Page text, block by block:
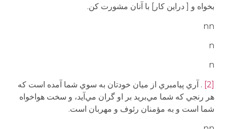
بخواه و [ دراين كار] با آنان مشورت كن.
nn
n
n
[2]
. آري پيامبري از ميان خودتان به سوي شما آمده است كه
هر رنجي كه شما مي‌بريد بر او گران مي‌آيد، و سخت هواخواه
شما است و به مؤمنان رئوف و مهربان است.